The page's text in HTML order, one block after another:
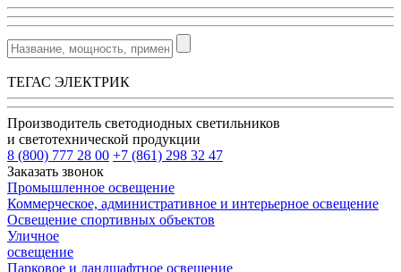
ТЕГАС ЭЛЕКТРИК
Производитель светодиодных светильников
и светотехнической продукции
8 (800) 777 28 00 +7 (861) 298 32 47
Заказать звонок
Промышленное освещение
Коммерческое, административное и интерьерное освещение
Освещение спортивных объектов
Уличное
освещение
Парковое и ландшафтное освещение